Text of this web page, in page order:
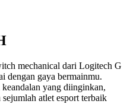
mechanical dari Logitech G
dengan gaya bermainmu.
yang diinginkan,
atlet esport terbaik